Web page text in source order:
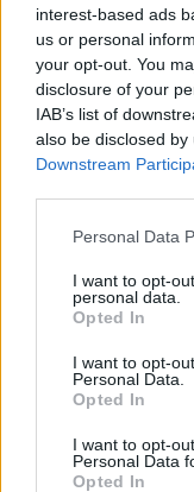
interest-based ads
us or personal
your opt-out. You
disclosure of your
IAB’s list of
also be disclosed
Downstream
Personal Data
I want to opt-
personal data.
Opted In
I want to opt-
Personal Data.
Opted In
I want to opt-
Personal Data
Opted In
idei év
Greendex Szemle